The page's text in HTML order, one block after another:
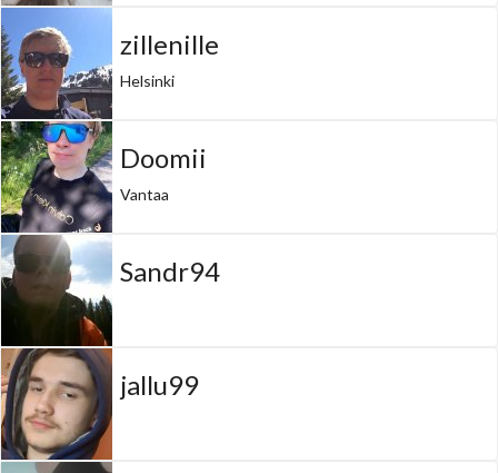
zillenille
Helsinki
Doomii
Vantaa
Sandr94
jallu99